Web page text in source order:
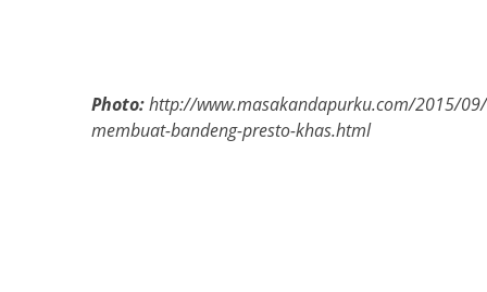
Photo:http://www.masakandapurku.com/2015/
membuat-bandeng-presto-khas.html